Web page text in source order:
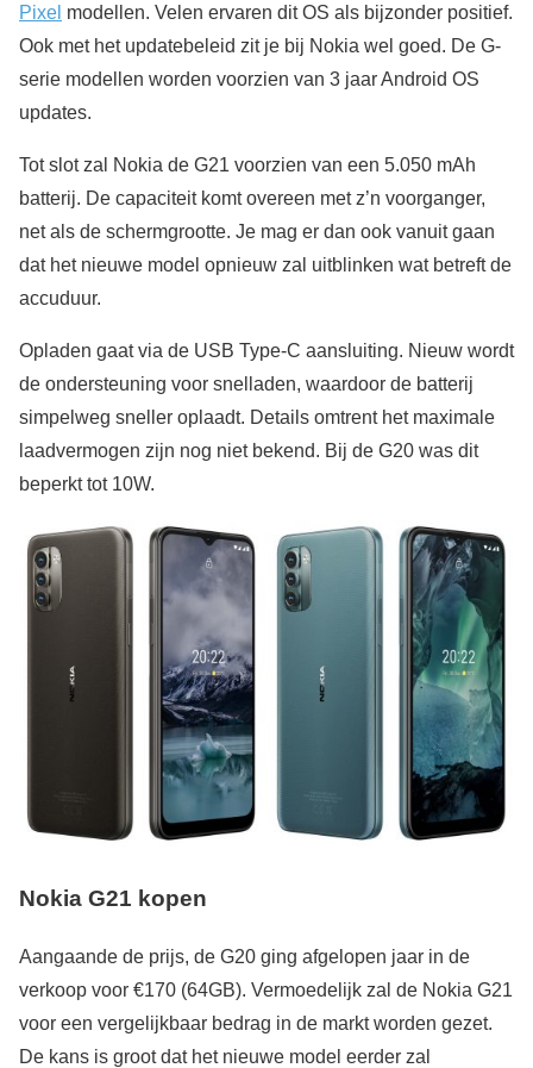
Pixel modellen. Velen ervaren dit OS als bijzonder positief.
Ook met het updatebeleid zit je bij Nokia wel goed. De G-
serie modellen worden voorzien van 3 jaar Android OS
updates.
Tot slot zal Nokia de G21 voorzien van een 5.050 mAh
batterij. De capaciteit komt overeen met z’n voorganger,
net als de schermgrootte. Je mag er dan ook vanuit gaan
dat het nieuwe model opnieuw zal uitblinken wat betreft de
accuduur.
Opladen gaat via de USB Type-C aansluiting. Nieuw wordt
de ondersteuning voor snelladen, waardoor de batterij
simpelweg sneller oplaadt. Details omtrent het maximale
laadvermogen zijn nog niet bekend. Bij de G20 was dit
beperkt tot 10W.
Nokia G21 kopen
Aangaande de prijs, de G20 ging afgelopen jaar in de
verkoop voor €170 (64GB). Vermoedelijk zal de Nokia G21
voor een vergelijkbaar bedrag in de markt worden gezet.
De kans is groot dat het nieuwe model eerder zal